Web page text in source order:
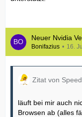
Neuer Nvidia
Bonifazius 16.
Zitat von
läuft bei mir auch
Browsen ab (alles